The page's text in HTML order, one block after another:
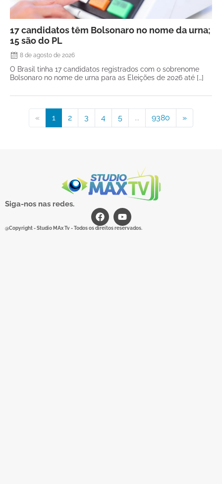
17 candidatos têm Bolsonaro no nome da urna;
15 são do PL
8 de agosto de 2026
O Brasil tinha 17 candidatos registrados com o sobrenome
Bolsonaro no nome de urna para as Eleições de 2026 até […]
« 1 2 3 4 5 ... 9380 »
Siga-nos nas redes.
@Copyright - Studio MAx Tv - Todos os direitos reservados.